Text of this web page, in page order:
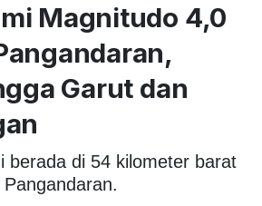
Magnitudo 4,0
Garut dan
berada di 54 kilometer barat